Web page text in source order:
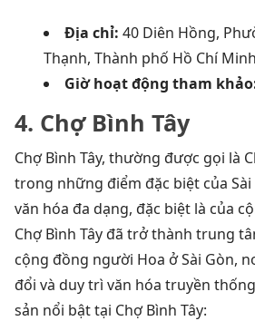
Địa chỉ: 40 Diên Hồng,
Thạnh, Thành phố Hồ Chí Minh
Giờ hoạt động tham
4. Chợ Bình Tây
Chợ Bình Tây, thường được gọi là
trong những điểm đặc biệt của Sài
văn hóa đa dạng, đặc biệt là của
Chợ Bình Tây đã trở thành trung
cộng đồng người Hoa ở Sài Gòn,
đổi và duy trì văn hóa truyền
sản nổi bật tại Chợ Bình Tây: